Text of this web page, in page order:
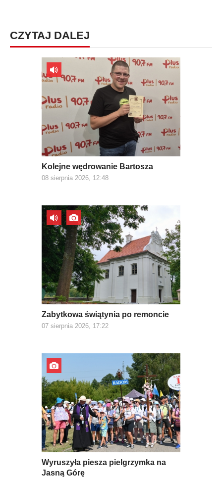
CZYTAJ DALEJ
Kolejne wędrowanie Bartosza
08 sierpnia 2026, 12:48
Zabytkowa świątynia po remoncie
07 sierpnia 2026, 17:22
Wyruszyła piesza pielgrzymka na
Jasną Górę